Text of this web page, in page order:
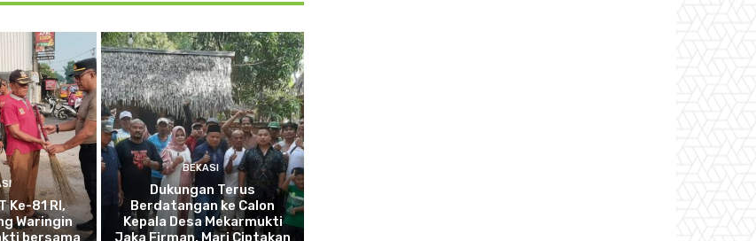
Ke-81 RI,
Waringin
BEKASI
Dukungan Terus
Berdatangan ke Calon
Kepala Desa Mekarmukti